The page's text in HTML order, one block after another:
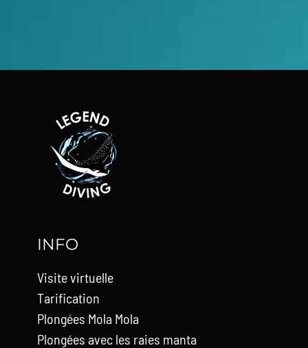
INFO
Visite virtuelle
Tarification
Plongées Mola Mola
Plongées avec les raies manta